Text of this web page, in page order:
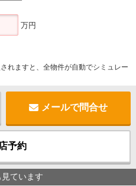
万円
れますと、全物件が自動でシミュレー
メールで問合せ
予約
ています